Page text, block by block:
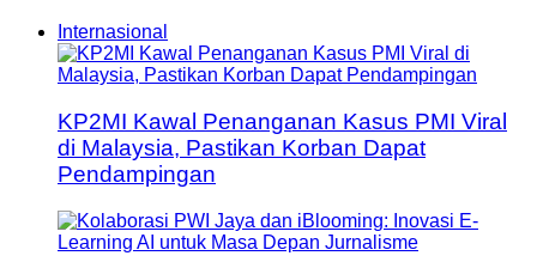
Internasional
KP2MI Kawal Penanganan Kasus PMI Viral
di Malaysia, Pastikan Korban Dapat
Pendampingan